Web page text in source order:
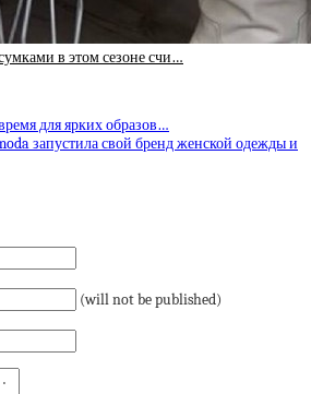
в этом сезоне счи…
для ярких образов…
запустила свой бренд женской одежды и
(will not be published)